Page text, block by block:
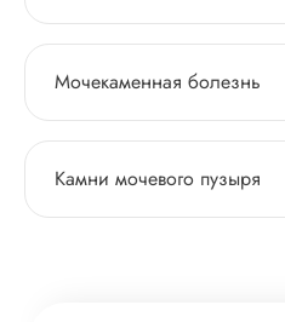
Мочекаменная болезнь
Камни мочевого пузыря